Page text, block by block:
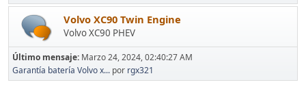
Volvo XC90 Twin Engine
Volvo XC90 PHEV
Último mensaje: Marzo 24, 2024, 02:40:27 AM
Garantía batería Volvo x... por rgx321